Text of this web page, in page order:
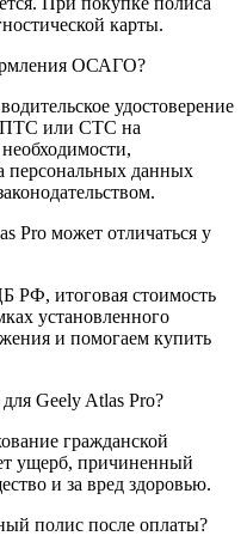
карты.
ОСАГО?
удостоверение
ПТС или СТС на
персональных данных
Pro может отличаться у
РФ, итоговая стоимость
установленного
и помогаем купить
Geely Atlas Pro?
гражданской
ущерб, причиненный
и за вред здоровью.
полис после оплаты?